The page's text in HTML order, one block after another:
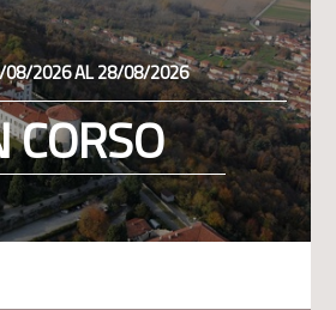
08/2026 AL 28/08/2026
CORSO